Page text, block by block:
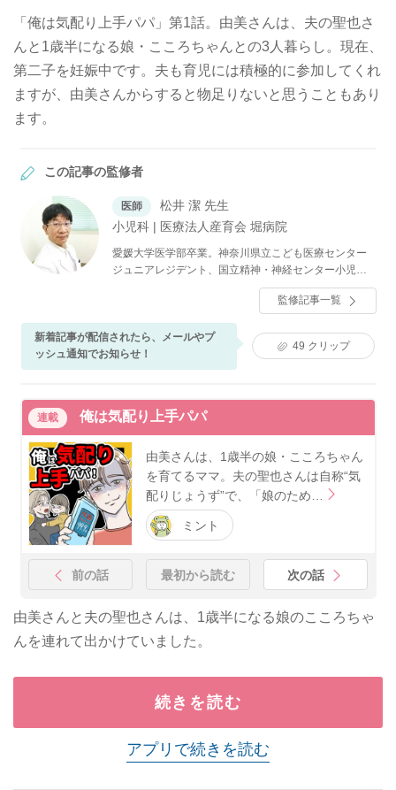
「俺は気配り上手パパ」第1話。由美さんは、夫の聖也さ
んと1歳半になる娘・こころちゃんとの3人暮らし。現在、
第二子を妊娠中です。夫も育児には積極的に参加してくれ
ますが、由美さんからすると物足りないと思うこともあり
ます。
この記事の監修者
医師
松井 潔 先生
小児科 | 医療法人産育会 堀病院
愛媛大学医学部卒業。神奈川県立こども医療センター
ジュニアレジデント、国立精神・神経センター小児神
経科レジデント、神奈川県立こども医療センター周産
期医療部・新生児科等、同総合診療科部長を経て現
在、医療法人産育会 堀病院にて新生児診療に従事。小
児科専門医、小児神経専門医、新生児専門医。
監修記事一覧
新着記事が配信されたら、メールやプ
ッシュ通知でお知らせ！
49 クリップ
連載 俺は気配り上手パパ
由美さんは、1歳半の娘・こころちゃん
を育てるママ。夫の聖也さんは自称“気
配りじょうず”で、「娘のため…
ミント
前の話 最初から読む 次の話
由美さんと夫の聖也さんは、1歳半になる娘のこころちゃ
んを連れて出かけていました。
続きを読む
アプリで続きを読む